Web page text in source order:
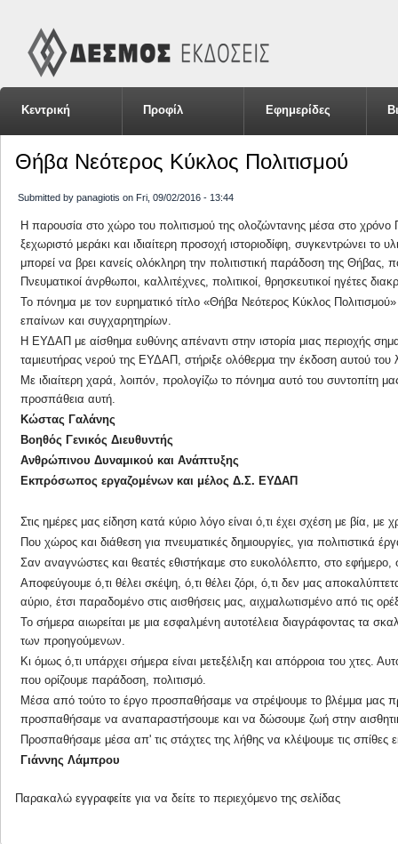
Κεντρική Προφίλ Εφημερίδες
Θήβα Νεότερος Κύκλος Πολιτισμού
Submitted by panagiotis on Fri, 09/02/2016 - 13:44
Η παρουσία στο χώρο του πολιτισμού της ολοζώντανης μέσα στο χρόνο
ξεχωριστό μεράκι και ιδιαίτερη προσοχή ιστοριοδίφη, συγκεντρώνει
μπορεί να βρει κανείς ολόκληρη την πολιτιστική παράδοση της
Πνευματικοί άνρθωποι, καλλιτέχνες, πολιτικοί, θρησκευτικοί ηγέτες
Το πόνημα με τον ευρηματικό τίτλο «Θήβα Νεότερος Κύκλος
επαίνων και συγχαρητηρίων.
Η ΕΥΔΑΠ με αίσθημα ευθύνης απέναντι στην ιστορία μιας περιοχής
ταμιευτήρας νερού της ΕΥΔΑΠ, στήριξε ολόθερμα την έκδοση αυτού του
Με ιδιαίτερη χαρά, λοιπόν, προλογίζω το πόνημα αυτό του
προσπάθεια αυτή.
Κώστας Γαλάνης
Βοηθός Γενικός Διευθυντής
Ανθρώπινου Δυναμικού και Ανάπτυξης
Εκπρόσωπος εργαζομένων και μέλος Δ.Σ. ΕΥΔΑΠ
Στις ημέρες μας είδηση κατά κύριο λόγο είναι ό,τι έχει σχέση με βία,
Που χώρος και διάθεση για πνευματικές δημιουργίες, για
Σαν αναγνώστες και θεατές εθιστήκαμε στο ευκολόλεπτο, στο εφήμερο,
Αποφεύγουμε ό,τι θέλει σκέψη, ό,τι θέλει ζόρι, ό,τι δεν μας
αύριο, έτσι παραδομένο στις αισθήσεις μας, αιχμαλωτισμένο από τις
Το σήμερα αιωρείται με μια εσφαλμένη αυτοτέλεια διαγράφοντας τα
των προηγούμενων.
Κι όμως ό,τι υπάρχει σήμερα είναι μετεξέλιξη και απόρροια του χτες.
που ορίζουμε παράδοση, πολιτισμό.
Μέσα από τούτο το έργο προσπαθήσαμε να στρέψουμε το βλέμμα μας
προσπαθήσαμε να αναπαραστήσουμε και να δώσουμε ζωή στην
Προσπαθήσαμε μέσα απ' τις στάχτες της λήθης να κλέψουμε τις σπίθες
Γιάννης Λάμπρου
Παρακαλώ εγγραφείτε για να δείτε το περιεχόμενο της σελίδας